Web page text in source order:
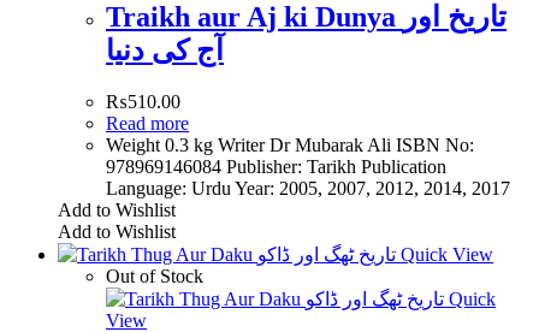
Traikh aur Aj ki Dunya تاریخ اور
آج کی دنیا
₨510.00
Read more
Weight 0.3 kg Writer Dr Mubarak Ali ISBN No:
978969146084 Publisher: Tarikh Publication
Language: Urdu Year: 2005, 2007, 2012, 2014, 2017
Add to Wishlist
Add to Wishlist
Quick View
Out of Stock
Quick
View